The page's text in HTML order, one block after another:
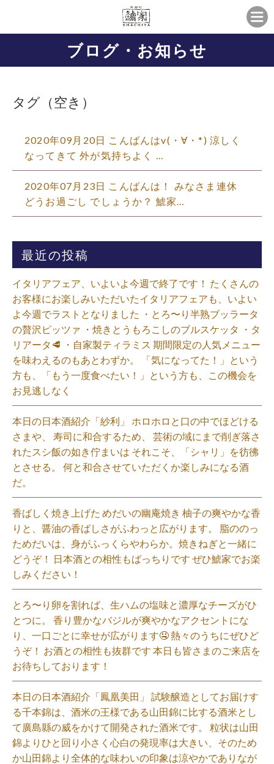
ブログ・お知らせ
タグ（空き）
2020年09月20日 こんばんはv(・∀・*) 涼しく
なってきて 外が気持ちよく …
2020年07月23日 こんばんは！ みなさま連休
どうお過ごし でしょうか？ 鯱家…
最近の投稿
イタリアフェア、いよいよ今週で終了です！ たくさんの
お客様にお楽しみいただいたイタリアフェアも、いよい
よ今週でラストとなりました ・とろ〜り半熟ブッラータ
の贅沢ピッツァ ・焼きとうもろこしのブルスケッタ ・タ
リアータ🥩 ・自家製ティラミス 期間限定の人気メニュー
を味わえるのもあとわずか。 「気になってた！」という
方も、「もう一度食べたい！」という方も、この機会を
お見逃しなく⁡
本日の日本酒紹介「紗利」 ホロホロと口の中でほどける
さまや、 寿司に和合するため、 芸術の域にまで削ぎ落さ
れたスシ飯の如き佇まいは それこそ、「シャリ」を彷彿
とさせる。 何と和合させていただくか楽しみになる酒
だ。⁡
香ばしく焼き上げた めだいの幽庵焼き 柚子の爽やかな香
りと、醤油の香ばしさがふわっと広がります。 脂ののっ
ためだいは、身がふっくらやわらか。焼きねぎと一緒に
どうぞ！ 日本酒との相性もばっちりです ぜひ鯱家でお楽
しみください！⁡
とろ〜り卵を割れば、生ハムの塩味と濃厚なチーズがひ
とつに。 香り豊かなバジルが爽やかなアクセントにな
り、一口ごとに幸せが広がります🤤 熱々のうちにぜひど
うぞ！ お酒との相性も抜群です 本日も皆さまのご来店を
お待ちしております！⁡
本日の日本酒紹介「鳳凰美田」 試験醸造としてお届けす
る千本錦は、酒米の王様である山田錦に比する酒米とし
て廣島縣の威をかけて開発された酒米です。 粒状は山田
錦よりひと回り小さく心白の発現率は大きい、そのため
か山田錦より全体的な味わいの印象は涼やかでありなが